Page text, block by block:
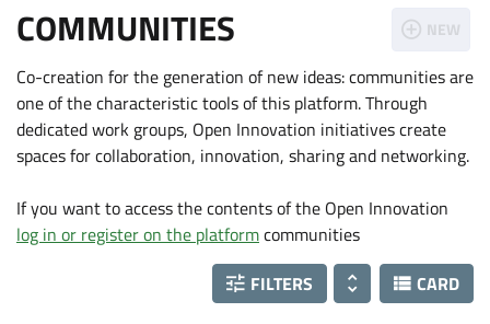
COMMUNITIES NEW
Co-creation for the generation of new ideas: communities are
one of the characteristic tools of this platform. Through
dedicated work groups, Open Innovation initiatives create
spaces for collaboration, innovation, sharing and networking.
If you want to access the contents of the Open Innovation
log in or register on the platformcommunities
FILTERS
CARD